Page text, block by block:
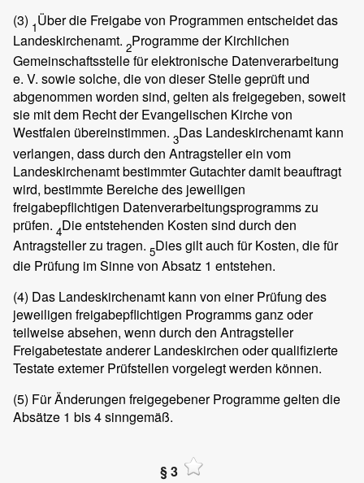
(3) 1Über die Freigabe von Programmen entscheidet das
Landeskirchenamt. 2Programme der Kirchlichen
Gemeinschaftsstelle für elektronische Datenverarbeitung
e. V. sowie solche, die von dieser Stelle geprüft und
abgenommen worden sind, gelten als freigegeben, soweit
sie mit dem Recht der Evangelischen Kirche von
Westfalen übereinstimmen. 3Das Landeskirchenamt kann
verlangen, dass durch den Antragsteller ein vom
Landeskirchenamt bestimmter Gutachter damit beauftragt
wird, bestimmte Bereiche des jeweiligen
freigabepflichtigen Datenverarbeitungsprogramms zu
prüfen. 4Die entstehenden Kosten sind durch den
Antragsteller zu tragen. 5Dies gilt auch für Kosten, die für
die Prüfung im Sinne von Absatz 1 entstehen.
(4) Das Landeskirchenamt kann von einer Prüfung des
jeweiligen freigabepflichtigen Programms ganz oder
teilweise absehen, wenn durch den Antragsteller
Freigabetestate anderer Landeskirchen oder qualifizierte
Testate extemer Prüfstellen vorgelegt werden können.
(5) Für Änderungen freigegebener Programme gelten die
Absätze 1 bis 4 sinngemäß.
§ 3